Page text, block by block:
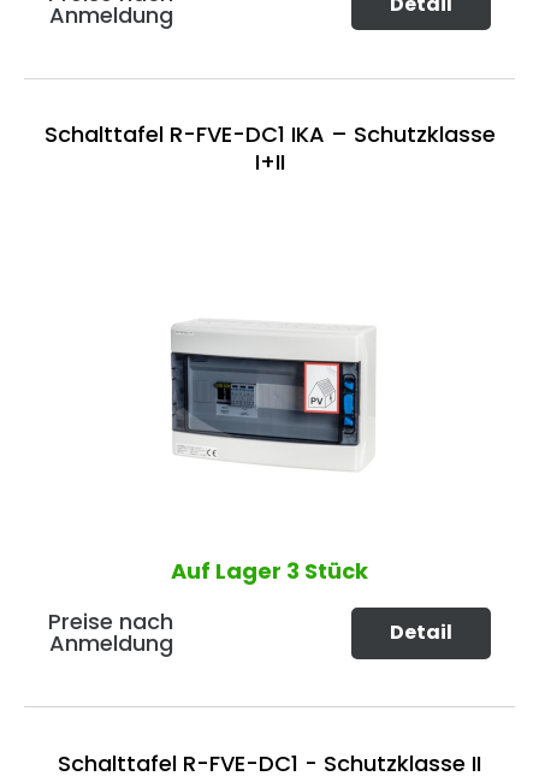
Anmeldung
Schalttafel R-FVE-DC1 IKA – Schutzklasse
I+II
Auf Lager 3 Stück
Preise nach
Anmeldung Detail
Schalttafel R-FVE-DC1 - Schutzklasse II